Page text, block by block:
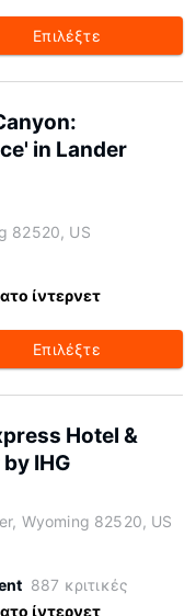
Επιλέξτε
in Lander
82520, US
ίντερνετ
Επιλέξτε
Hotel &
IHG
Wyoming 82520, US
887 κριτικές
ίντερνετ